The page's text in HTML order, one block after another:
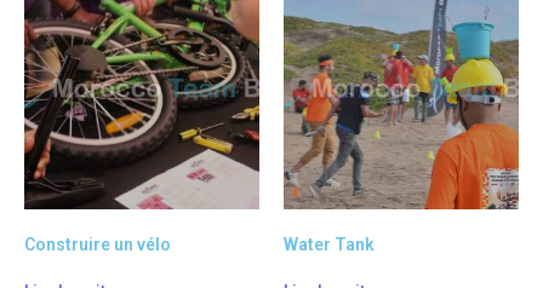
Construire un vélo Water Tank